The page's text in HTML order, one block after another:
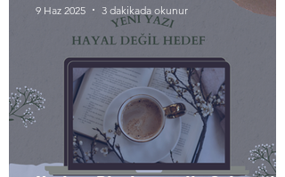
9 Haz 2025 3 dakikada okunur